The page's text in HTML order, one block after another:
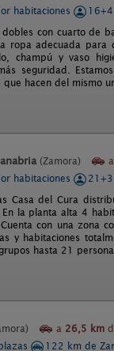
habitaciones
con cuarto de
ropa adecuada
champú y vaso
seguridad.
hacen del mismo
(Zamora) a
habitaciones
Casa del Cura
la planta alta 4
con una zona
y habitaciones
hasta 21
a 26,5 km
122 km de